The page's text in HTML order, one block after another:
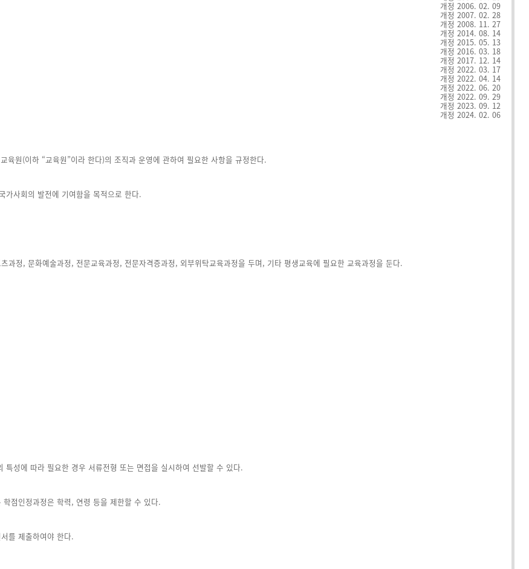
개정 2006. 02. 09
개정 2007. 02. 28
개정 2008. 11. 27
개정 2014. 08. 14
개정 2015. 05. 13
개정 2016. 03. 18
개정 2017. 12. 14
개정 2022. 03. 17
개정 2022. 04. 14
개정 2022. 06. 20
개정 2022. 09. 29
개정 2023. 09. 12
개정 2024. 02. 06
원(이하 “교육원”이라 한다)의 조직과 운영에 관하여 필요한 사항을 규정한다.
가사회의 발전에 기여함을 목적으로 한다.
과정, 문화예술과정, 전문교육과정, 전문자격증과정, 외부위탁교육과정을 두며, 기타 평생교육에 필요한 교육과정을 둔다.
성에 따라 필요한 경우 서류전형 또는 면접을 실시하여 선발할 수 있다.
점인정과정은 학력, 연령 등을 제한할 수 있다.
를 제출하여야 한다.